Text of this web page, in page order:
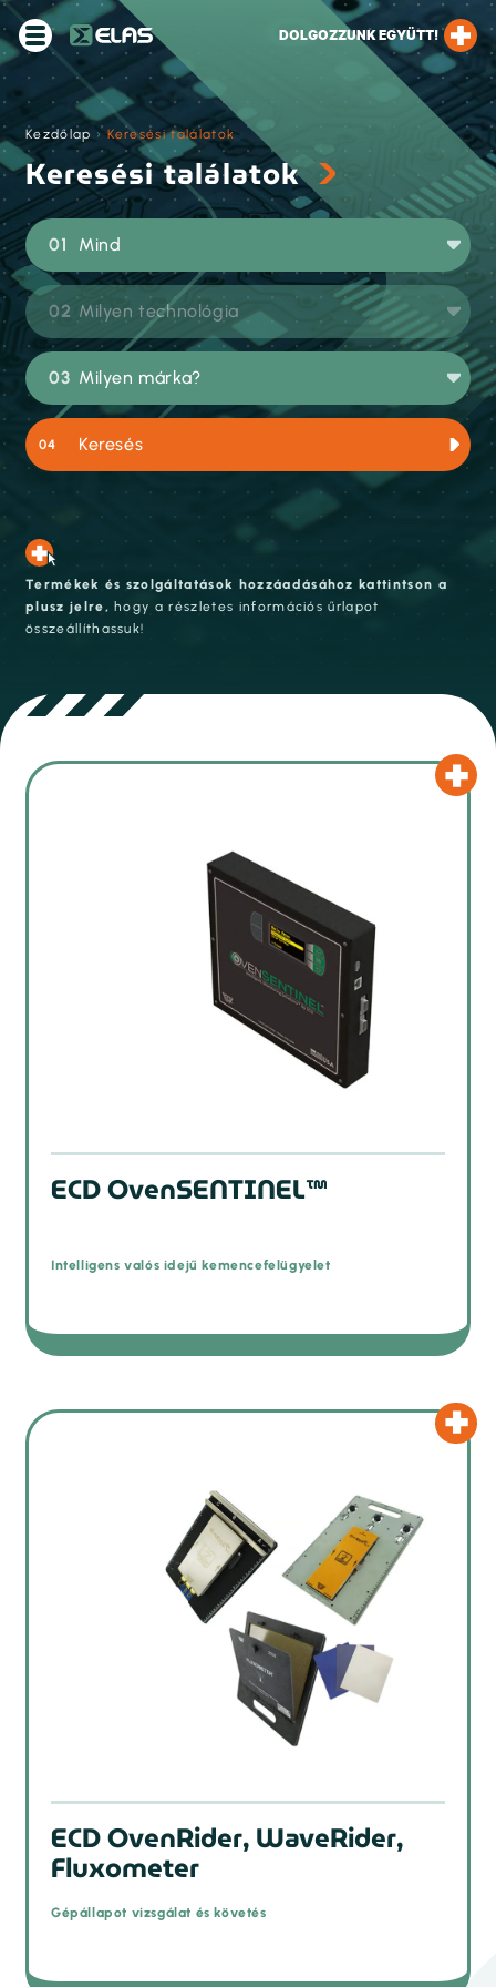
DOLGOZZUNK EGYÜTT!
Kezdőlap › Keresési találatok
Keresési találatok
Mind
Milyen technológia
Milyen márka?
Keresés
Termékek és szolgáltatások hozzáadásához kattintson a
plusz jelre, hogy a részletes információs űrlapot
összeállíthassuk!
ECD OvenSENTINEL™
Intelligens valós idejű kemencefelügyelet
ECD OvenRider, WaveRider,
Fluxometer
Gépállapot vizsgálat és követés